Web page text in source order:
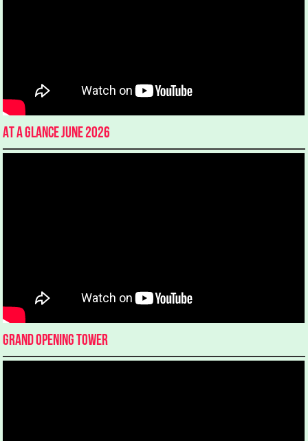
At a glance June 2026
Grand Opening Tower